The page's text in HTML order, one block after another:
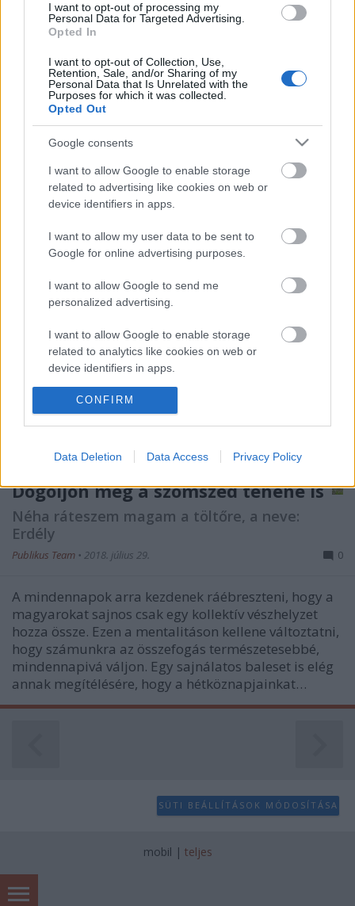
I want to opt-out of processing my
Personal Data for Targeted Advertising.
Opted In
I want to opt-out of Collection, Use,
Retention, Sale, and/or Sharing of my
Personal Data that Is Unrelated with the
Purposes for which it was collected.
Opted Out
Google consents
I want to allow Google to enable storage
related to advertising like cookies on web or
device identifiers in apps.
I want to allow my user data to be sent to
Google for online advertising purposes.
I want to allow Google to send me
personalized advertising.
I want to allow Google to enable storage
related to analytics like cookies on web or
device identifiers in apps.
I want to allow Google to enable storage
related to functionality of the website or app.
I want to allow Google to enable storage
related to personalization.
I want to allow Google to enable storage
related to security, including authentication
functionality and fraud prevention, and other
user protection.
CONFIRM
Data Deletion Data Access Privacy Policy
A nyilvános WC-ket csúcsosra…
Wien – Kawakawa expressz
Publikus Team•2021. július 17.
Az osztrák filozófus, festő és építész már az életében
sikeres és elismert lett, mivel széles körben alkotott:
színektől áradó és hullámzó festménnyel
kápráztatta el a kiállításait látogatókat, de értékes
grafikák és plakátok is kikerültek a kezei közül.…
Dögöljön meg a szomszéd tehene is
Néha ráteszem magam a töltőre, a neve:
Erdély
Publikus Team • 2018. július 29. 0
A mindennapok arra kezdenek ráébreszteni, hogy a
magyarokat sajnos csak egy kollektív vészhelyzet
hozza össze. Ezen a mentalitáson kellene változtatni,
hogy számunkra az összefogás természetesebbé,
mindennapivá váljon. Egy sajnálatos baleset is elég
annak megítélésére, hogy a hétköznapjainkat…
SÜTI BEÁLLÍTÁSOK MÓDOSÍTÁSA
mobil | teljes